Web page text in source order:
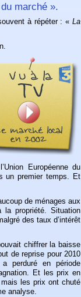
marché ».
à répéter : « La
Européenne du
un premier temps. Et
de ménages aux
la propriété. Situation
des taux d’intérêt
chiffrer la baisse
de reprise pour 2010
perduré en période
Et les prix en
les prix ont chuté
analyse.